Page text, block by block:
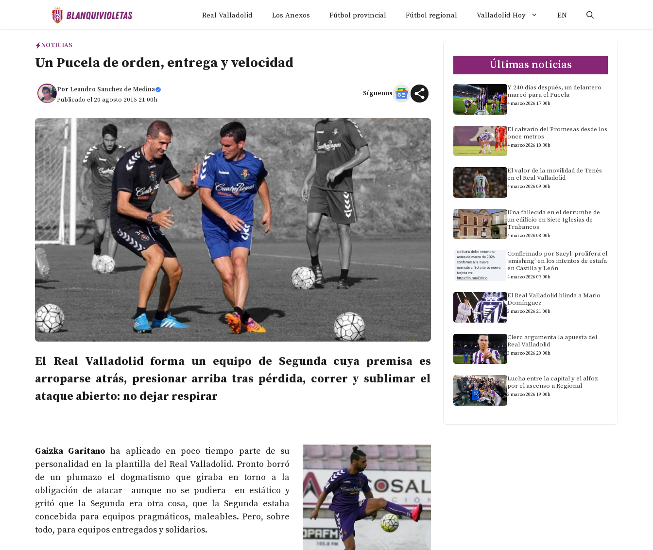
Real Valladolid Los Anexos Fútbol provincial Fútbol regional Valladolid Hoy EN
NOTICIAS
Un Pucela de orden, entrega y velocidad
Por Leandro Sanchez de Medina
Publicado el 20 agosto 2015 21:00h
Síguenos
El Real Valladolid forma un equipo de Segunda cuya premisa es
arroparse atrás, presionar arriba tras pérdida, correr y sublimar el
ataque abierto: no dejar respirar
Gaizka Garitano ha aplicado en poco tiempo parte de su
personalidad en la plantilla del Real Valladolid. Pronto borró
de un plumazo el dogmatismo que giraba en torno a la
obligación de atacar –aunque no se pudiera– en estático y
gritó que la Segunda era otra cosa, que la Segunda estaba
concebida para equipos pragmáticos, maleables. Pero, sobre
todo, para equipos entregados y solidarios.
Últimas noticias
Y 240 días después, un delantero
marcó para el Pucela
4 marzo 2026 17:00h
El calvario del Promesas desde los
once metros
4 marzo 2026 10:30h
El valor de la movilidad de Tenés
en el Real Valladolid
4 marzo 2026 09:00h
Una fallecida en el derrumbe de
un edificio en Siete Iglesias de
Trabancos
4 marzo 2026 08:00h
Confirmado por Sacyl: prolifera el
‘smishing’ en los intentos de estafa
en Castilla y León
4 marzo 2026 07:00h
El Real Valladolid blinda a Mario
Domínguez
3 marzo 2026 21:00h
Clerc argumenta la apuesta del
Real Valladolid
3 marzo 2026 20:00h
Lucha entre la capital y el alfoz
por el ascenso a Regional
3 marzo 2026 19:00h